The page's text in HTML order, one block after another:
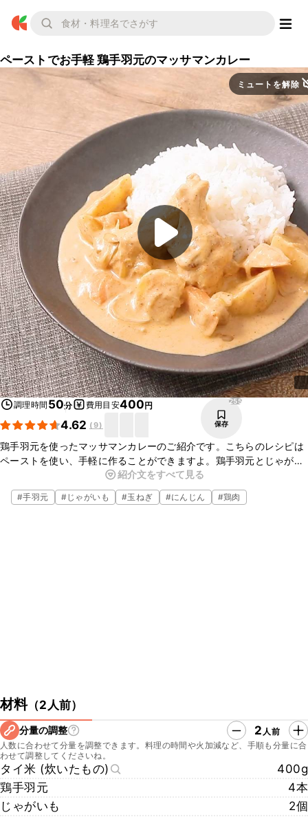
ペーストでお手軽 鶏手羽元のマッサマンカレー
ミュートを解除
調理時間 50分 費用目安400円
4.62 (9)
255
保存
鶏手羽元を使ったマッサマンカレーのご紹介です。こちらのレシピは
ペーストを使い、手軽に作ることができますよ。鶏手羽元とじゃがい
もの旨味に、ココナッツミルクの甘味が効いたカレールーがよく合い
ます。お好みの肉や野菜と入れるとアレンジが広がりますので、ぜひ
お試しくださいね。
紹介文をすべて見る
#手羽元 #じゃがいも #玉ねぎ #にんじん #鶏肉
材料（2人前）
分量の調整 2 人前
人数に合わせて分量を調整できます。料理の時間や火加減など、手順も分量に合
わせて調整してくださいね。
タイ米 (炊いたもの)
400g
鶏手羽元
4本
じゃがいも
2個